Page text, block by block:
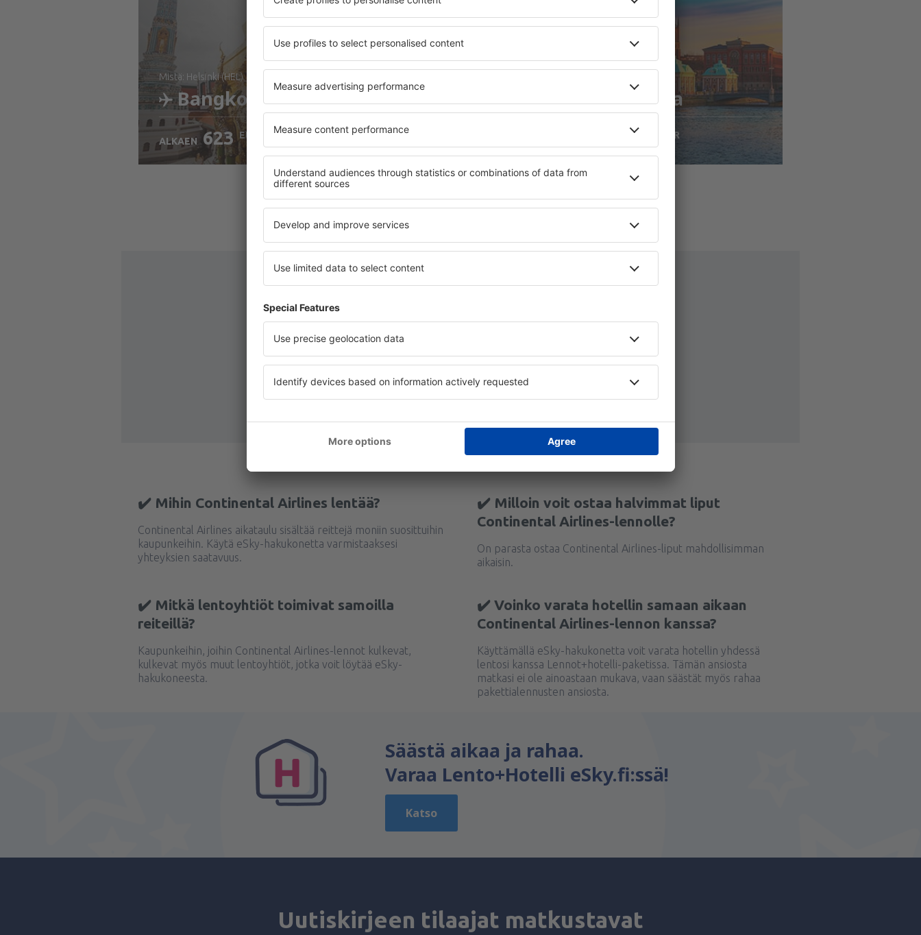
mistä: Helsinki (HEL)
Bangkok
ALKAEN 623 EUR
Helsinki Tukholma
78 EUR
ADVERTISEMENT
✔️ Mihin Continental Airlines lentää?
Continental Airlines aikataulu sisältää reittejä moniin suosittuihin
kaupunkeihin. Käytä eSky-hakukonetta varmistaaksesi
yhteyksien saatavuus.
✔️ Milloin voit ostaa halvimmat liput
Continental Airlines-lennolle?
On parasta ostaa Continental Airlines-liput mahdollisimman
aikaisin.
✔️ Mitkä lentoyhtiöt toimivat samoilla
reiteillä?
Kaupunkeihin, joihin Continental Airlines-lennot kulkevat,
kulkevat myös muut lentoyhtiöt, jotka voit löytää eSky-
hakukoneesta.
✔️ Voinko varata hotellin samaan aikaan
Continental Airlines-lennon kanssa?
Käyttämällä eSky-hakukonetta voit varata hotellin yhdessä
lentosi kanssa Lennot+hotelli-paketissa. Tämän ansiosta
matkasi ei ole ainoastaan mukava, vaan säästät myös rahaa
pakettialennusten ansiosta.
Säästä aikaa ja rahaa.
Varaa Lento+Hotelli eSky.fi:ssä!
Katso
Uutiskirjeen tilaajat matkustavat